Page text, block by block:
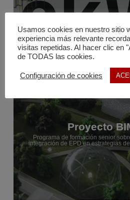
Proyecto
Programa de formación senior
integración de EPD en estrategias
Usamos cookies en nuestro sitio
experiencia más relevante
visitas repetidas. Al hacer clic en
de TODAS las cookies.
Configuración de cookies